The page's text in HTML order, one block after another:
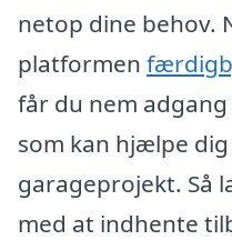
netop dine behov.
platformen
får du nem
som kan hjælpe
garageprojekt. Så
med at indhente